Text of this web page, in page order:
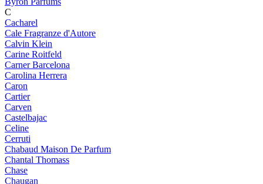
C
Cacharel
Cale Fragranze d'Autore
Calvin Klein
Carine Roitfeld
Carner Barcelona
Carolina Herrera
Caron
Cartier
Carven
Castelbajac
Celine
Cerruti
Chabaud Maison De Parfum
Chantal Thomass
Chase
Chaugan